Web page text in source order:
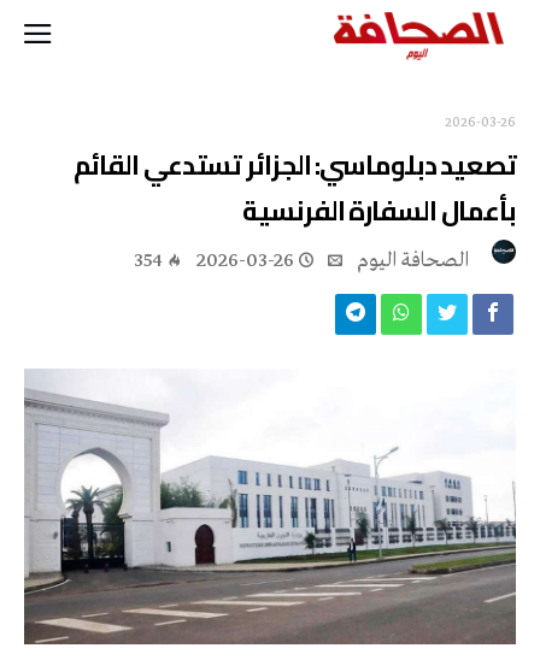
2026-03-26
تصعيد دبلوماسي: الجزائر تستدعي القائم
بأعمال السفارة الفرنسية
2026-03-26
354